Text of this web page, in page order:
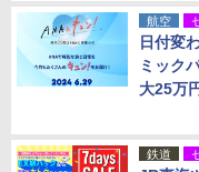
航空
日付変
ミック
大25万
鉄道